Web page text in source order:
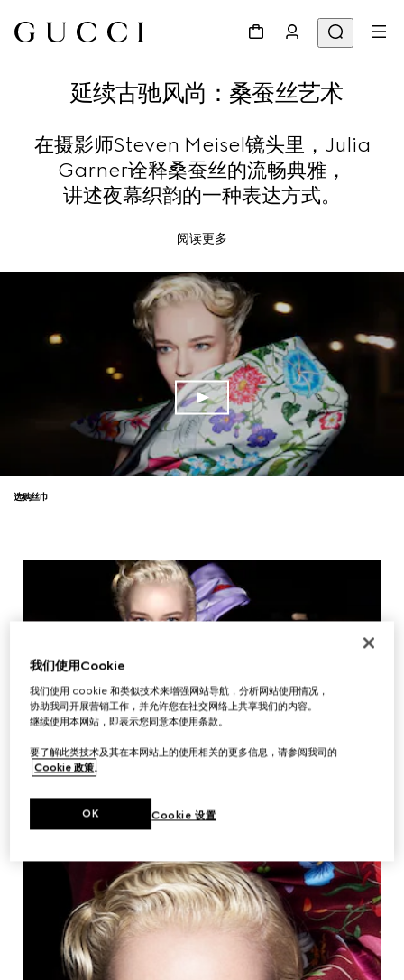
延续古驰风尚：桑蚕丝艺术
在摄影师Steven Meisel镜头里，Julia
Garner诠释桑蚕丝的流畅典雅，
讲述夜幕织韵的一种表达方式。
阅读更多
选购丝巾
我们使用Cookie
我们使用 cookie 和类似技术来增强网站导航，分析网站使用情况，
协助我司开展营销工作，并允许您在社交网络上共享我们的内容。
继续使用本网站，即表示您同意本使用条款。
要了解此类技术及其在本网站上的使用相关的更多信息，请参阅我司的
Cookie 政策。
Cookie 设置
OK